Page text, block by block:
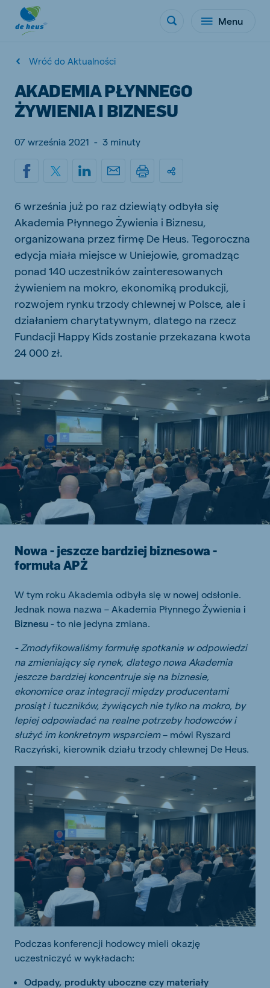
Menu
Wróć do Aktualności
AKADEMIA PŁYNNEGO
ŻYWIENIA I BIZNESU
07 września 2021 - 3 minuty
6 września już po raz dziewiąty odbyła się
Akademia Płynnego Żywienia i Biznesu,
organizowana przez firmę De Heus. Tegoroczna
edycja miała miejsce w Uniejowie, gromadząc
ponad 140 uczestników zainteresowanych
żywieniem na mokro, ekonomiką produkcji,
rozwojem rynku trzody chlewnej w Polsce, ale i
działaniem charytatywnym, dlatego na rzecz
Fundacji Happy Kids zostanie przekazana kwota
24 000 zł.
Nowa - jeszcze bardziej biznesowa -
formuła APŻ
W tym roku Akademia odbyła się w nowej odsłonie.
Jednak nowa nazwa – Akademia Płynnego Żywienia i
Biznesu - to nie jedyna zmiana.
- Zmodyfikowaliśmy formułę spotkania w odpowiedzi
na zmieniający się rynek, dlatego nowa Akademia
jeszcze bardziej koncentruje się na biznesie,
ekonomice oraz integracji między producentami
prosiąt i tuczników, żywiących nie tylko na mokro, by
lepiej odpowiadać na realne potrzeby hodowców i
służyć im konkretnym wsparciem– mówi Ryszard
Raczyński, kierownik działu trzody chlewnej De Heus.
Podczas konferencji hodowcy mieli okazję
uczestniczyć w wykładach:
Odpady, produkty uboczne czy materiały